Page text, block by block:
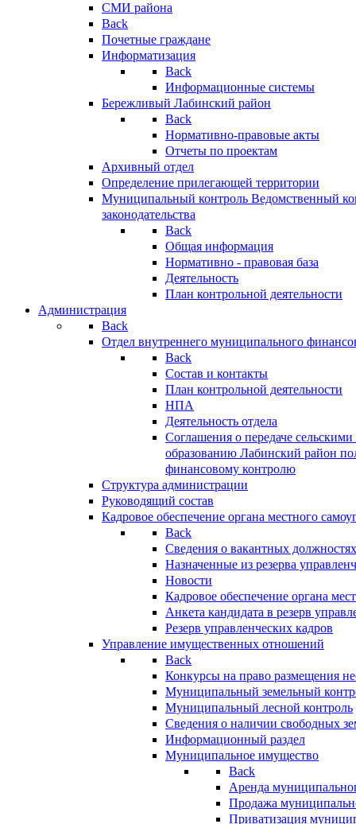
СМИ района
Back
Почетные граждане
Информатизация
Back
Информационные системы
Бережливый Лабинский район
Back
Нормативно-правовые акты
Отчеты по проектам
Архивный отдел
Определение прилегающей территории
Муниципальный контроль Ведомственный
законодательства
Back
Общая информация
Нормативно - правовая база
Деятельность
План контрольной деятельности
Администрация
Back
Отдел внутреннего муниципального
Back
Состав и контакты
План контрольной деятельности
НПА
Деятельность отдела
Соглашения о передаче
образованию Лабинский район
финансовому контролю
Структура администрации
Руководящий состав
Кадровое обеспечение органа местного
Back
Сведения о вакантных
Назначенные из резерва
Новости
Кадровое обеспечение органа
Анкета кандидата в резерв
Резерв управленческих кадров
Управление имущественных отношений
Back
Конкурсы на право размещения
Муниципальный земельный
Муниципальный лесной контроль
Сведения о наличии свободных
Информационный раздел
Муниципальное имущество
Back
Аренда
Продажа
Приватизация